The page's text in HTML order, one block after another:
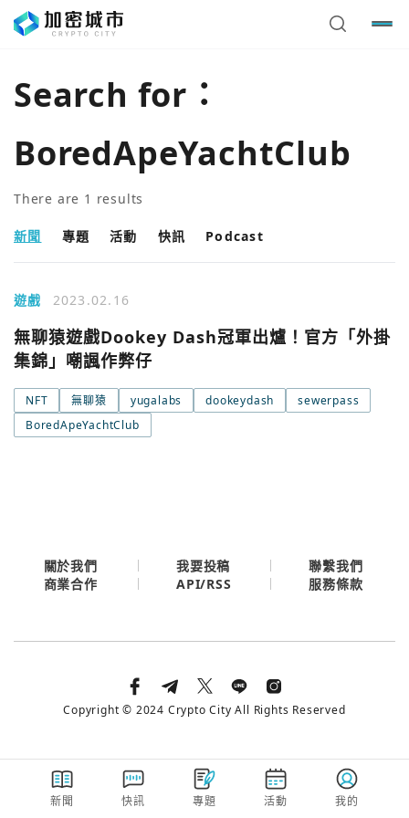
Search for：
BoredApeYachtClub
There are 1 results
新聞 專題 活動 快訊 Podcast
遊戲 2023.02.16
無聊猿遊戲Dookey Dash冠軍出爐！官方「外掛
集錦」嘲諷作弊仔
NFT 無聊猿 yugalabs dookeydash
sewerpass
BoredApeYachtClub
今日熱門
使用以下帳號繼續
Google
繼續表示您已同意 服務條款與隱私政策
您已閒置5分鐘，請點擊關閉按鈕或空白處，即可回到加密
城市
今日熱門
新聞 快訊 專題 活動 我的
關於我們 我要投稿
聯繫我們
商業合作
API/RSS 服務條款
Copyright © 2024 Crypto City All Rights Reserved